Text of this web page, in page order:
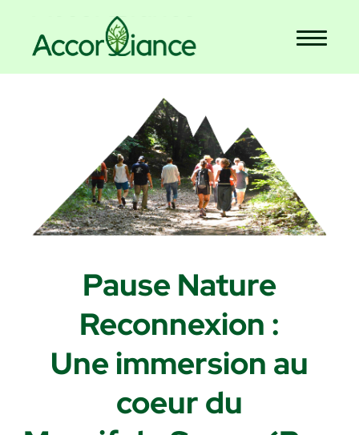
Pause Nature
Reconnexion :
Une immersion au
coeur du